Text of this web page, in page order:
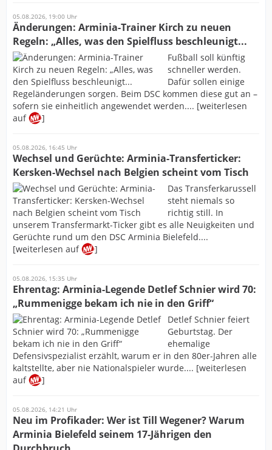
05.08.2026, 19:00 Uhr
Änderungen: Arminia-Trainer Kirch zu neuen
Regeln: „Alles, was den Spielfluss beschleunigt...
Fußball soll künftig
schneller werden.
Dafür sollen einige
Regeländerungen sorgen. Beim DSC kommen diese gut an –
sofern sie einheitlich angewendet werden.... [weiterlesen
auf
]
05.08.2026, 16:45 Uhr
Wechsel und Gerüchte: Arminia-Transferticker:
Kersken-Wechsel nach Belgien scheint vom Tisch
Das Transferkarussell
steht niemals so
richtig still. In
unserem Transfermarkt-Ticker gibt es alle Neuigkeiten und
Gerüchte rund um den DSC Arminia Bielefeld....
[weiterlesen auf
]
05.08.2026, 15:35 Uhr
Ehrentag: Arminia-Legende Detlef Schnier wird 70:
„Rummenigge bekam ich nie in den Griff“
Detlef Schnier feiert
Geburtstag. Der
ehemalige
Defensivspezialist erzählt, warum er in den 80er-Jahren alle
kaltstellte, aber nie Nationalspieler wurde.... [weiterlesen
auf
]
05.08.2026, 14:21 Uhr
Neu im Profikader: Wer ist Till Wegener? Warum
Arminia Bielefeld seinem 17-Jährigen den